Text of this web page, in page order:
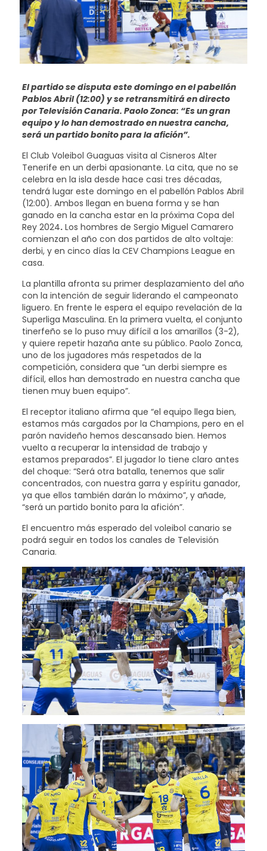
El partido se disputa este domingo en el pabellón
Pablos Abril (12:00) y se retransmitirá en directo
por Televisión Canaria. Paolo Zonca: “Es un gran
equipo y lo han demostrado en nuestra cancha,
será un partido bonito para la afición”.
El Club Voleibol Guaguas visita al Cisneros Alter
Tenerife en un derbi apasionante. La cita, que no se
celebra en la isla desde hace casi tres décadas,
tendrá lugar este domingo en el pabellón Pablos Abril
(12:00). Ambos llegan en buena forma y se han
ganado en la cancha estar en la próxima Copa del
Rey 2024.Los hombres de Sergio Miguel Camarero
comienzan el año con dos partidos de alto voltaje:
derbi, y en cinco días la CEV Champions League en
casa.
La plantilla afronta su primer desplazamiento del año
con la intención de seguir liderando el campeonato
liguero. En frente le espera el equipo revelación de la
Superliga Masculina. En la primera vuelta, el conjunto
tinerfeño se lo puso muy difícil a los amarillos (3-2),
y quiere repetir hazaña ante su público. Paolo Zonca,
uno de los jugadores más respetados de la
competición, considera que “un derbi siempre es
difícil, ellos han demostrado en nuestra cancha que
tienen muy buen equipo”.
El receptor italiano afirma que “el equipo llega bien,
estamos más cargados por la Champions, pero en el
parón navideño hemos descansado bien. Hemos
vuelto a recuperar la intensidad de trabajo y
estamos preparados”. El jugador lo tiene claro antes
del choque: “Será otra batalla, tenemos que salir
concentrados, con nuestra garra y espíritu ganador,
ya que ellos también darán lo máximo”, y añade,
“será un partido bonito para la afición”.
El encuentro más esperado del voleibol canario se
podrá seguir en todos los canales de Televisión
Canaria.